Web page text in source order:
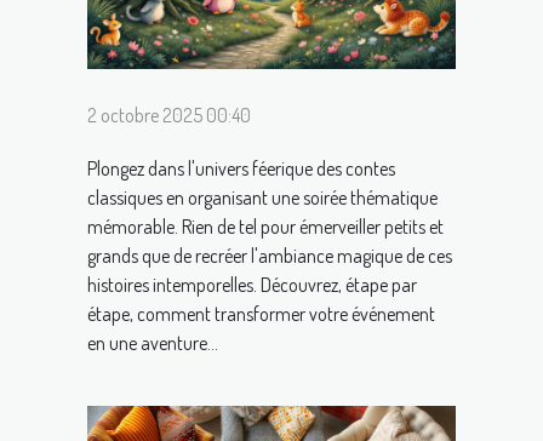
2 octobre 2025 00:40
Plongez dans l'univers féerique des contes
classiques en organisant une soirée thématique
mémorable. Rien de tel pour émerveiller petits et
grands que de recréer l'ambiance magique de ces
histoires intemporelles. Découvrez, étape par
étape, comment transformer votre événement
en une aventure...